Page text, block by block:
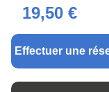
19,50 €
Effectuer une